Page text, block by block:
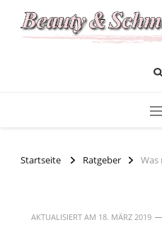
Beauty und
Startseite Ratgeber Was
AKTUALISIERT AM 18. MÄRZ 2019